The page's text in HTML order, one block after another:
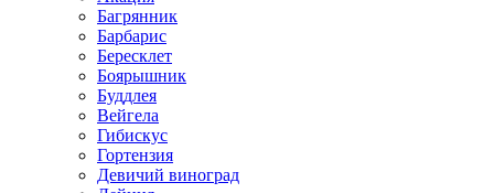
Багрянник
Барбарис
Бересклет
Боярышник
Буддлея
Вейгела
Гибискус
Гортензия
Девичий виноград